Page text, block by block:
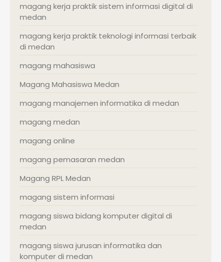
magang kerja praktik sistem informasi digital di
medan
magang kerja praktik teknologi informasi terbaik
di medan
magang mahasiswa
Magang Mahasiswa Medan
magang manajemen informatika di medan
magang medan
magang online
magang pemasaran medan
Magang RPL Medan
magang sistem informasi
magang siswa bidang komputer digital di
medan
magang siswa jurusan informatika dan
komputer di medan